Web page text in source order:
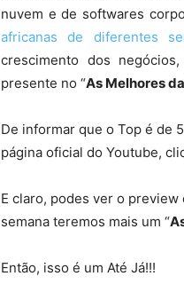
nuvem e de softwares
africanas de diferentes
crescimento dos
presente no “As Melhores
De informar que o Top é de
página oficial do Youtube,
E claro, podes ver o
semana teremos mais um “
Então, isso é um Até Já!!!